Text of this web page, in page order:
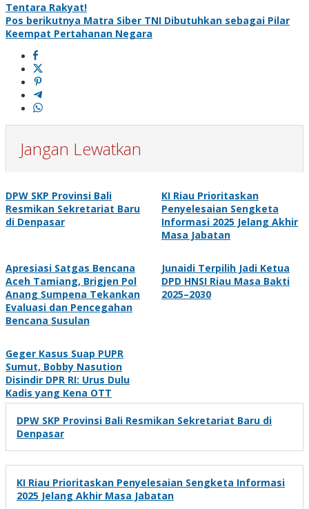
Tentara Rakyat!
Pos berikutnya Matra Siber TNI Dibutuhkan sebagai Pilar
Keempat Pertahanan Negara
Jangan Lewatkan
DPW SKP Provinsi Bali
Resmikan Sekretariat Baru
di Denpasar
KI Riau Prioritaskan
Penyelesaian Sengketa
Informasi 2025 Jelang Akhir
Masa Jabatan
Apresiasi Satgas Bencana
Aceh Tamiang, Brigjen Pol
Anang Sumpena Tekankan
Evaluasi dan Pencegahan
Bencana Susulan
Junaidi Terpilih Jadi Ketua
DPD HNSI Riau Masa Bakti
2025–2030
Geger Kasus Suap PUPR
Sumut, Bobby Nasution
Disindir DPR RI: Urus Dulu
Kadis yang Kena OTT
DPW SKP Provinsi Bali Resmikan Sekretariat Baru di
Denpasar
KI Riau Prioritaskan Penyelesaian Sengketa Informasi
2025 Jelang Akhir Masa Jabatan